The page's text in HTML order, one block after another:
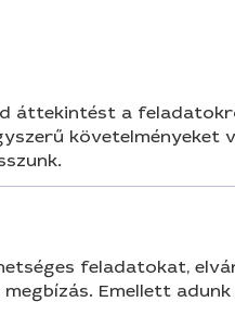
áttekintést a
követelményeket
feladatokat,
Emellett